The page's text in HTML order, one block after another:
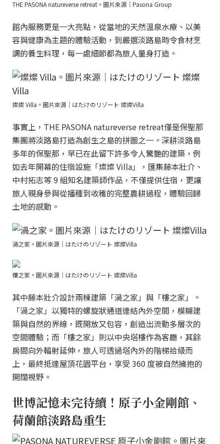
THE PASONA natureverse retreat。圖片來源｜Pasona Group
館內服務更是一大亮點，從當地的天然溫泉水療、以美
容與健康為主題的體驗活動，到嚴選淡路島時令食材烹
調的養生料理，每一處細節都為旅人量身打造。
燦燦 Villa。圖片來源｜はたけのリゾート 燦燦Villa
事實上，THE PASONA natureverse retreat僅是保聖那
集團將淡路島打造為創生之島的拼圖之一。深耕淡路島
多年的保聖那，早已在此留下許多令人驚艷的建築，例
如去年開幕的住宿設施「燦燦 Villa」，匯集藤本壯介、
中村拓志等 9 組知名建築師作品，不僅提供住宿，更讓
旅人親身參與從播種到收穫的完整農耕過程，體驗回歸
土地的感動。
渦之家。圖片來源｜はたけのリゾート 燦燦Villa
樓之家。圖片來源｜はたけのリゾート 燦燦Villa
其中藤本壯介設計兩棟建築「渦之家」與「樓之家」。
「渦之家」以獨特的螺旋狀通道連結內外空間，模糊建
築與自然的界線，既開放又包容，創造出流動多層次的
空間體驗；而「樓之家」則以中央塔樓作為客廳，其餘
房間向外輻射延伸，旅人可透過塔內外的階梯拾級而
上，最終抵達屋頂花園平台，享受 360 度被自然擁抱的
開闊視野。
世博記憶未完待續！原子小金剛館、
荷蘭館淡路島重生